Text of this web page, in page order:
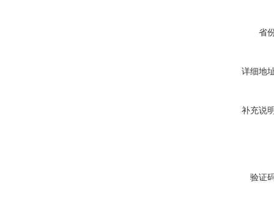
省
详细地
补充说
验证